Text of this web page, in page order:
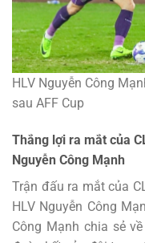
HLV Nguyễn Công
sau AFF Cup
Thắng lợi ra mắt của
Nguyễn Công Mạnh
Trận đấu ra mắt của
HLV Nguyễn Công
Công Mạnh chia sẻ